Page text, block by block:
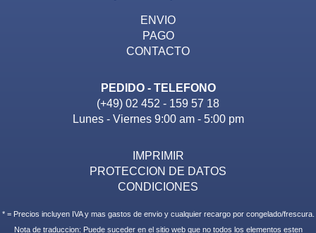
ENVIO
PAGO
CONTACTO
PEDIDO - TELEFONO
(+49) 02 452 - 159 57 18
Lunes - Viernes 9:00 am - 5:00 pm
IMPRIMIR
PROTECCION DE DATOS
CONDICIONES
* = Precios incluyen IVA y mas gastos de envio y cualquier recargo por congelado/frescura.
Nota de traduccion: Puede suceder en el sitio web que no todos los elementos esten